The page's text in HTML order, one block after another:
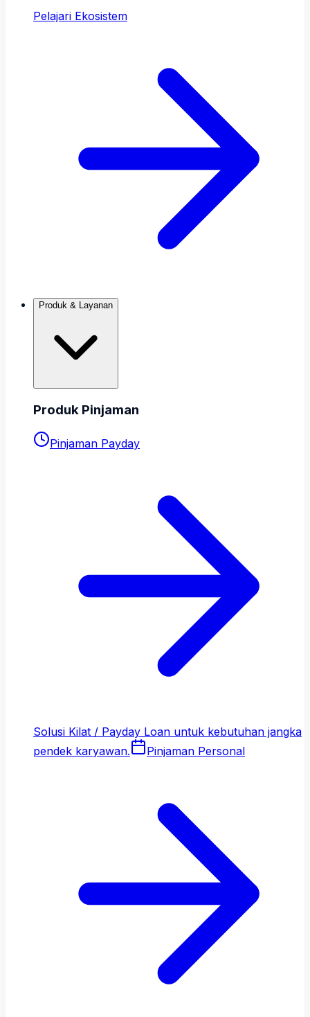
Pelajari Ekosistem
Produk & Layanan
Produk Pinjaman
Pinjaman Payday
Solusi Kilat / Payday Loan untuk kebutuhan jangka
pendek karyawan.
Pinjaman Personal